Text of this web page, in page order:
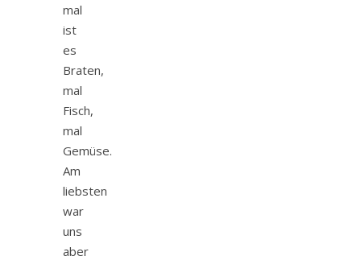
mal
ist
es
Braten,
mal
Fisch,
mal
Gemüse.
Am
liebsten
war
uns
aber